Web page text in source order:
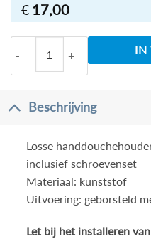
€ 17,00
losse IN
Beschrijving
Losse
inclusief schroevenset
Materiaal: kunststof
Uitvoering: geborsteld
Let bij het installeren